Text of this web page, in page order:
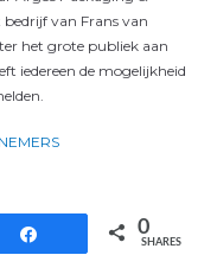
van Frans van
het grote publiek aan
iedereen de mogelijkheid
0
SHARES